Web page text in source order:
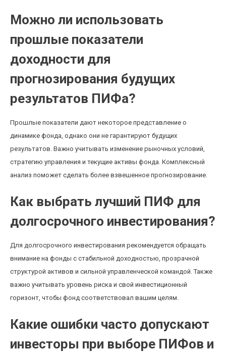
Можно ли использовать
прошлые показатели
доходности для
прогнозирования будущих
результатов ПИФа?
Прошлые показатели дают некоторое представление о
динамике фонда, однако они не гарантируют будущих
результатов. Важно учитывать изменение рыночных условий,
стратегию управления и текущие активы фонда. Комплексный
анализ поможет сделать более взвешенное прогнозирование.
Как выбрать лучший ПИФ для
долгосрочного инвестирования?
Для долгосрочного инвестирования рекомендуется обращать
внимание на фонды с стабильной доходностью, прозрачной
структурой активов и сильной управленческой командой. Также
важно учитывать уровень риска и свой инвестиционный
горизонт, чтобы фонд соответствовал вашим целям.
Какие ошибки часто допускают
инвесторы при выборе ПИФов и